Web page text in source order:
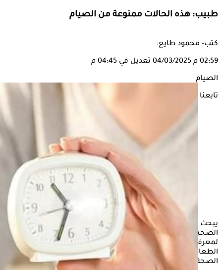
طبيب: هذه الحالات ممنوعة من الصيام
كتب- محمود طايع:
02:59 م 04/03/2025 تعديل في 04:45 م
الصيام
تابعنا على
يبحث الكثير من الأشخاص أصحاب الأمراض المزمنة والمشكلات
الصحية، مع حلول شهر رمضان عن بعض الاستشارات الطبية
لمعرفة مدى تأثيرالصيام
على صحتهم، وهل يمكن امتناعهم عن
الطعام والشراب خلال فترات النهار أم هناك تاثيرات سلبية على
الصحة؟